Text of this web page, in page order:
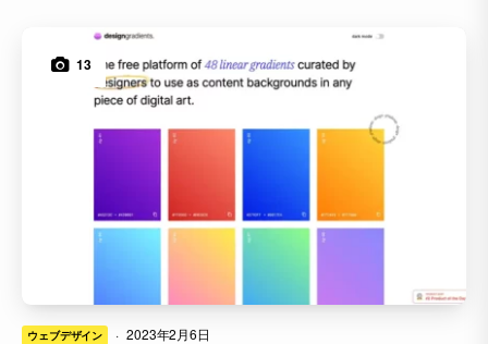
13
ウェブデザイン · 2023年2月6日